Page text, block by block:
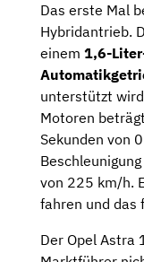
Das erste Mal
Hybridantrieb.
einem 1,6-
unterstützt
Motoren beträgt
Sekunden von
von 225 km/h.
fahren und das
Der Opel Astra